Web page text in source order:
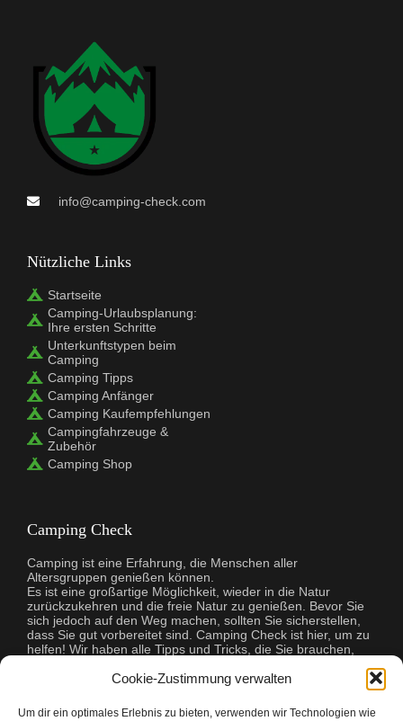
Cookie-Zustimmung verwalten
Um dir ein optimales Erlebnis zu bieten, verwenden wir Technologien wie
info@camping-check.com
Nützliche Links
Startseite
Camping-Urlaubsplanung:
Ihre ersten Schritte
Unterkunftstypen beim
Camping
Camping Tipps
Camping Anfänger
Camping Kaufempfehlungen
Campingfahrzeuge &
Zubehör
Camping Shop
Camping Check
Camping ist eine Erfahrung, die Menschen aller
Altersgruppen genießen können.
Es ist eine großartige Möglichkeit, wieder in die Natur
zurückzukehren und die freie Natur zu genießen. Bevor Sie
sich jedoch auf den Weg machen, sollten Sie sicherstellen,
dass Sie gut vorbereitet sind. Camping Check ist hier, um zu
helfen! Wir haben alle Tipps und Tricks, die Sie brauchen,
bei der Auswahl der richtigen Ausrüstung, bei der Planung
perfekten Campingplatz. Egal, ob Sie zum ersten Mal